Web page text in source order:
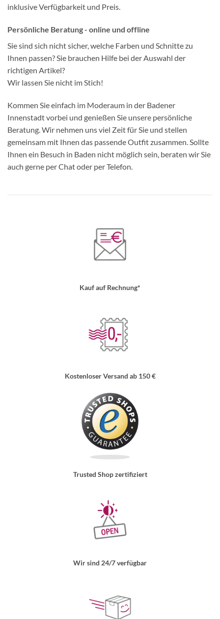
inklusive Verfügbarkeit und Preis.
Persönliche Beratung - online und offline
Sie sind sich nicht sicher, welche Farben und Schnitte zu
Ihnen passen? Sie brauchen Hilfe bei der Auswahl der
richtigen Artikel?
Wir lassen Sie nicht im Stich!
Kommen Sie einfach im Moderaum in der Badener
Innenstadt vorbei und genießen Sie unsere persönliche
Beratung. Wir nehmen uns viel Zeit für Sie und stellen
gemeinsam mit Ihnen das passende Outfit zusammen. Sollte
Ihnen ein Besuch in Baden nicht möglich sein, beraten wir Sie
auch gerne per Chat oder per Telefon.
Kauf auf Rechnung*
Kostenloser Versand ab 150 €
Trusted Shop zertifiziert
Wir sind 24/7 verfügbar